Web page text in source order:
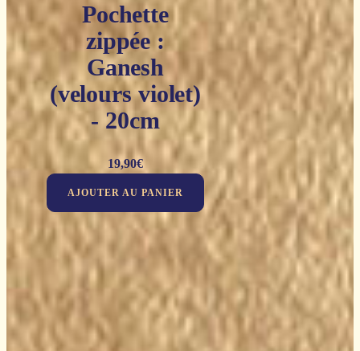
Pochette
zippée :
Ganesh
(velours violet)
- 20cm
19,90€
AJOUTER AU PANIER